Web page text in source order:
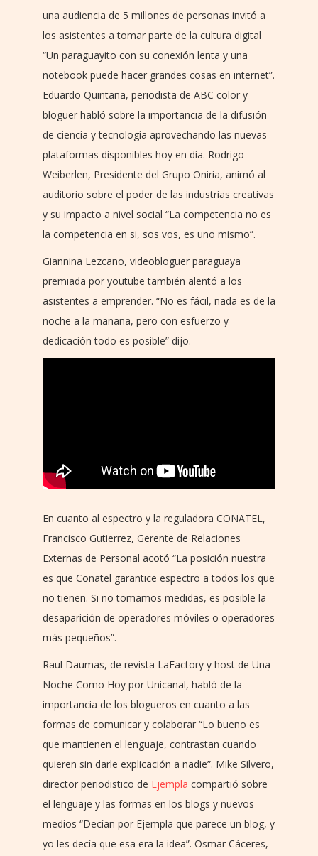
una audiencia de 5 millones de personas invitó a
los asistentes a tomar parte de la cultura digital
“Un paraguayito con su conexión lenta y una
notebook puede hacer grandes cosas en internet”.
Eduardo Quintana, periodista de ABC color y
bloguer habló sobre la importancia de la difusión
de ciencia y tecnología aprovechando las nuevas
plataformas disponibles hoy en día. Rodrigo
Weiberlen, Presidente del Grupo Oniria, animó al
auditorio sobre el poder de las industrias creativas
y su impacto a nivel social “La competencia no es
la competencia en si, sos vos, es uno mismo”.
Giannina Lezcano, videobloguer paraguaya
premiada por youtube también alentó a los
asistentes a emprender. “No es fácil, nada es de la
noche a la mañana, pero con esfuerzo y
dedicación todo es posible” dijo.
En cuanto al espectro y la reguladora CONATEL,
Francisco Gutierrez, Gerente de Relaciones
Externas de Personal acotó “La posición nuestra
es que Conatel garantice espectro a todos los que
no tienen. Si no tomamos medidas, es posible la
desaparición de operadores móviles o operadores
más pequeños”.
Raul Daumas, de revista LaFactory y host de Una
Noche Como Hoy por Unicanal, habló de la
importancia de los blogueros en cuanto a las
formas de comunicar y colaborar “Lo bueno es
que mantienen el lenguaje, contrastan cuando
quieren sin darle explicación a nadie”. Mike Silvero,
director periodistico de Ejempla compartió sobre
el lenguaje y las formas en los blogs y nuevos
medios “Decían por Ejempla que parece un blog, y
yo les decía que esa era la idea”. Osmar Cáceres,